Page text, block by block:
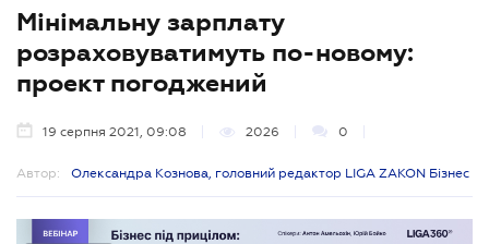
Мінімальну зарплату
розраховуватимуть по-новому:
проект погоджений
19 серпня 2021, 09:08 2026 0
Автор: Олександра Кознова, головний редактор LIGA ZAKON Бізнес